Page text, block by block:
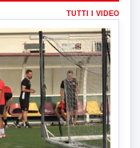
TUTTI I VIDEO